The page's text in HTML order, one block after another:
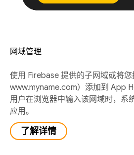
网域管理
使用 Firebase 提供的子网域或将
www.myname.com）添加到 App
用户在浏览器中输入该网域时，系
应用。
了解详情